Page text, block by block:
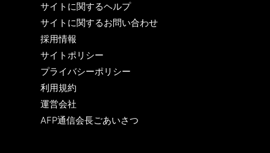
サイトに関するヘルプ
サイトに関するお問い合わせ
採用情報
サイトポリシー
プライバシーポリシー
利用規約
運営会社
AFP通信会長ごあいさつ